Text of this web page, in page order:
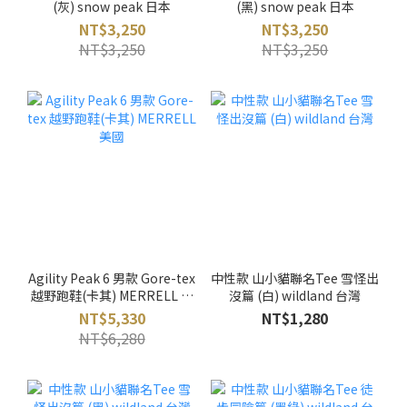
(灰) snow peak 日本
NT$3,250
NT$3,250
(黑) snow peak 日本
NT$3,250
NT$3,250
Agility Peak 6 男款 Gore-tex
越野跑鞋(卡其) MERRELL 美
國
NT$5,330
NT$6,280
中性款 山小貓聯名Tee 雪怪出
沒篇 (白) wildland 台灣
NT$1,280